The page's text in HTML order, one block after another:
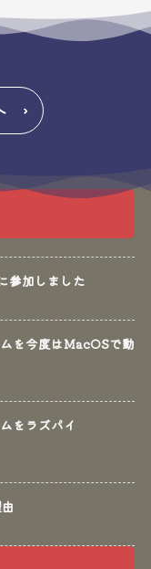
参加しました
を今度はMacOSで動
をラズパイ